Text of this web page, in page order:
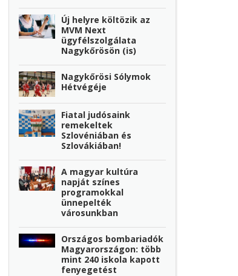
Új helyre költözik az
MVM Next
ügyfélszolgálata
Nagykőrösön (is)
Nagykőrösi Sólymok
Hétvégéje
Fiatal judósaink
remekeltek
Szlovéniában és
Szlovákiában!
A magyar kultúra
napját színes
programokkal
ünnepelték
városunkban
Országos bombariadók
Magyarországon: több
mint 240 iskola kapott
fenyegetést